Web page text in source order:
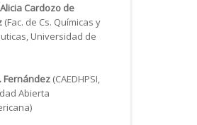
Cardozo de
(Fac. de Cs. Químicas y
Universidad de
Fernández (CAEDHPSI,
Abierta